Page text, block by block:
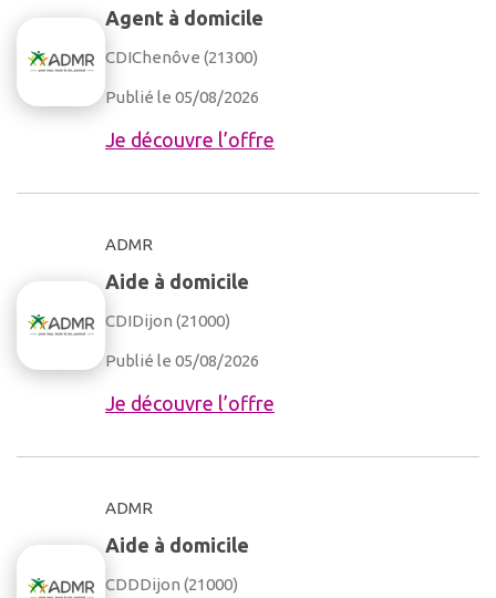
Agent à domicile
CDIChenôve (21300)
Publié le 05/08/2026
Je découvre l’offre
ADMR
Aide à domicile
CDIDijon (21000)
Publié le 05/08/2026
Je découvre l’offre
ADMR
Aide à domicile
CDDDijon (21000)